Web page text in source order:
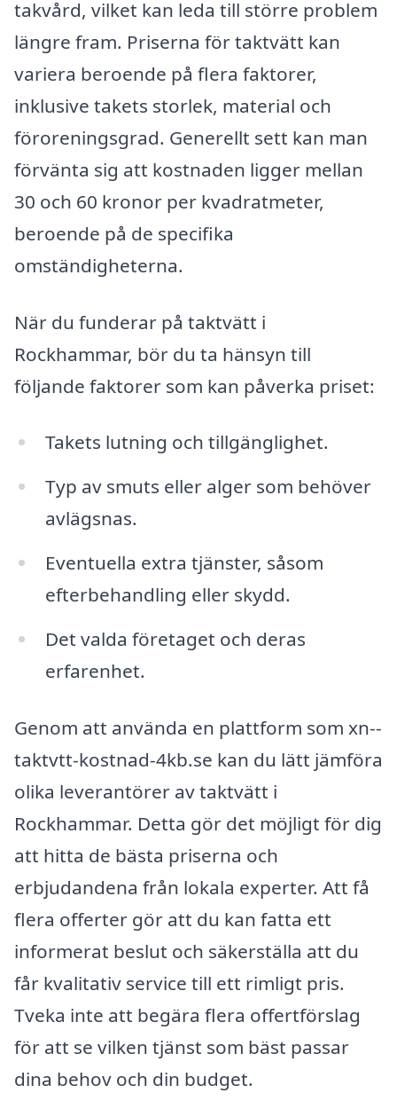
takvård, vilket kan leda till större problem
längre fram. Priserna för taktvätt kan
variera beroende på flera faktorer,
inklusive takets storlek, material och
föroreningsgrad. Generellt sett kan man
förvänta sig att kostnaden ligger mellan
30 och 60 kronor per kvadratmeter,
beroende på de specifika
omständigheterna.
När du funderar på taktvätt i
Rockhammar, bör du ta hänsyn till
följande faktorer som kan påverka priset:
Takets lutning och tillgänglighet.
Typ av smuts eller alger som behöver
avlägsnas.
Eventuella extra tjänster, såsom
efterbehandling eller skydd.
Det valda företaget och deras
erfarenhet.
Genom att använda en plattform som xn--
taktvtt-kostnad-4kb.se kan du lätt jämföra
olika leverantörer av taktvätt i
Rockhammar. Detta gör det möjligt för dig
att hitta de bästa priserna och
erbjudandena från lokala experter. Att få
flera offerter gör att du kan fatta ett
informerat beslut och säkerställa att du
får kvalitativ service till ett rimligt pris.
Tveka inte att begära flera offertförslag
för att se vilken tjänst som bäst passar
dina behov och din budget.